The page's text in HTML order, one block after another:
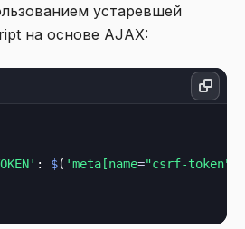
устаревшей
на основе AJAX:
: $( 'meta[name="csrf-token"